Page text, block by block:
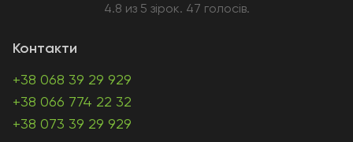
Контакти
+38 068 39 29 929
+38 066 774 22 32
+38 073 39 29 929
4.8 из 5 зірок. 47 голосів.